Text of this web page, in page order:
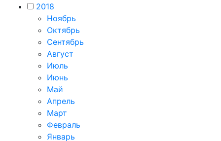
2018
Ноябрь
Октябрь
Сентябрь
Август
Июль
Июнь
Май
Апрель
Март
Февраль
Январь